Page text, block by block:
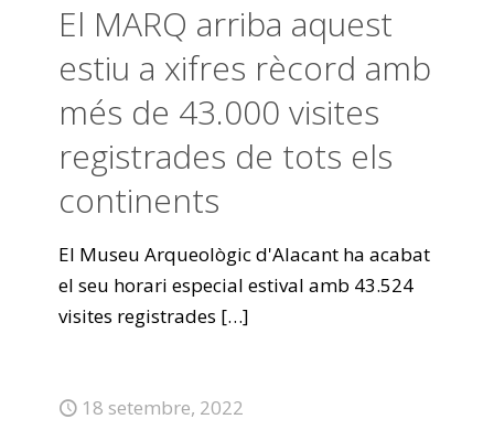
El MARQ arriba aquest
estiu a xifres rècord amb
més de 43.000 visites
registrades de tots els
continents
El Museu Arqueològic d'Alacant ha acabat
el seu horari especial estival amb 43.524
visites registrades […]
18 setembre, 2022